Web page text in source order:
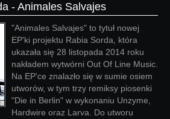
- Animales Salvajes
"Animales Salvajes" to tytuł nowej
EP'ki projektu Rabia Sorda, która
ukazała się 28 listopada 2014 roku
nakładem wytwórni Out Of Line Music.
Na EP'ce znalazło się w sumie osiem
utworów, w tym trzy remiksy piosenki
"Die in Berlin" w wykonaniu Unzyme,
Hardwire oraz Larva. Do utworu